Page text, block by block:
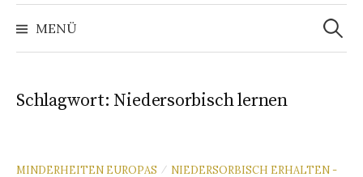
MENÜ
Suchen
nach:
Schlagwort: Niedersorbisch lernen
MINDERHEITEN EUROPAS / NIEDERSORBISCH ERHALTEN -